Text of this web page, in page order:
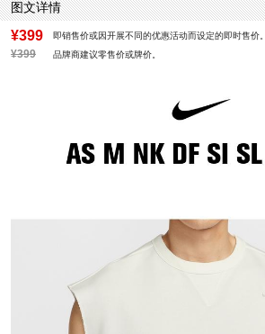
图文详情
¥399 即销售价或因开展不同的优惠活动而设定的即时售价。
¥399 品牌商建议零售价或牌价。